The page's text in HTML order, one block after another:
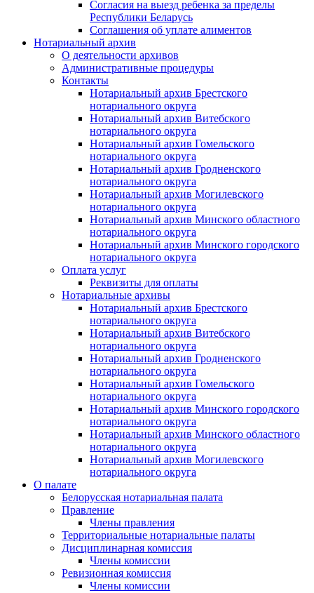
Согласия на выезд ребенка за пределы
Республики Беларусь
Соглашения об уплате алиментов
Нотариальный архив
О деятельности архивов
Административные процедуры
Контакты
Нотариальный архив Брестского
нотариального округа
Нотариальный архив Витебского
нотариального округа
Нотариальный архив Гомельского
нотариального округа
Нотариальный архив Гродненского
нотариального округа
Нотариальный архив Могилевского
нотариального округа
Нотариальный архив Минского областного
нотариального округа
Нотариальный архив Минского городского
нотариального округа
Оплата услуг
Реквизиты для оплаты
Нотариальные архивы
Нотариальный архив Брестского
нотариального округа
Нотариальный архив Витебского
нотариального округа
Нотариальный архив Гродненского
нотариального округа
Нотариальный архив Гомельского
нотариального округа
Нотариальный архив Минского городского
нотариального округа
Нотариальный архив Минского областного
нотариального округа
Нотариальный архив Могилевского
нотариального округа
О палате
Белорусская нотариальная палата
Правление
Члены правления
Территориальные нотариальные палаты
Дисциплинарная комиссия
Члены комиссии
Ревизионная комиссия
Члены комиссии